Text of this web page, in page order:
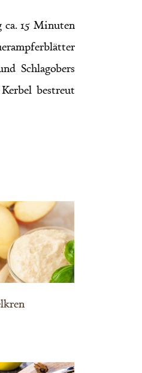
ca. 15 Minuten
Schlagobers
bestreut